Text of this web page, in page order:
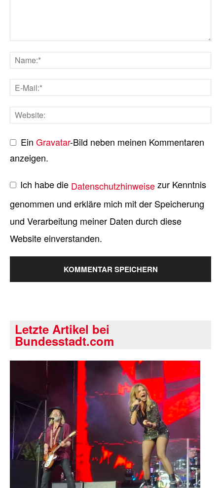
EinGravatar-Bild neben meinen Kommentaren
anzeigen.
Ich habe die Datenschutzhinweisezur Kenntnis
genommen und erkläre mich mit der Speicherung
und Verarbeitung meiner Daten durch diese
Website einverstanden.
Letzte Artikel bei
Bundesstadt.com